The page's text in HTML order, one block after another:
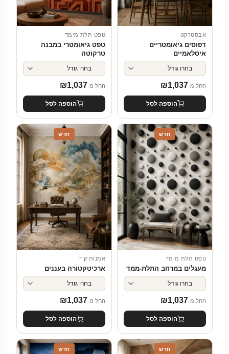
אבסטרקט
דפוסים גיאומטריים
איסלאמיים
החל מ- ₪1,037
הוספה לסל
טפט תלת מימד
טפט גיאומטרי במבנה
טרקוטה
החל מ- ₪1,037
הוספה לסל
חדש
טפט תלת מימד
מעגלים במרחב התלת-ממד
החל מ- ₪1,037
הוספה לסל
חדש
אמנות קיר
ארכיטקטורה בעננים
החל מ- ₪1,037
הוספה לסל
חדש חדש